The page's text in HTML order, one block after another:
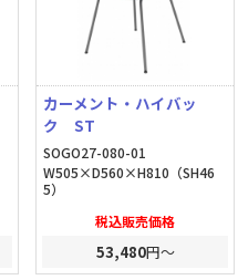
カーメント・ハイバッ
ク ST
SOGO27-080-01
W505×D560×H810（SH46
5）
税込販売価格
53,480円～